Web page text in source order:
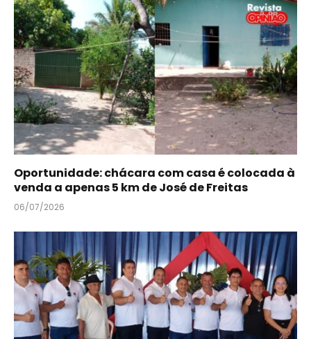
Oportunidade: chácara com casa é colocada à
venda a apenas 5 km de José de Freitas
06/07/2026